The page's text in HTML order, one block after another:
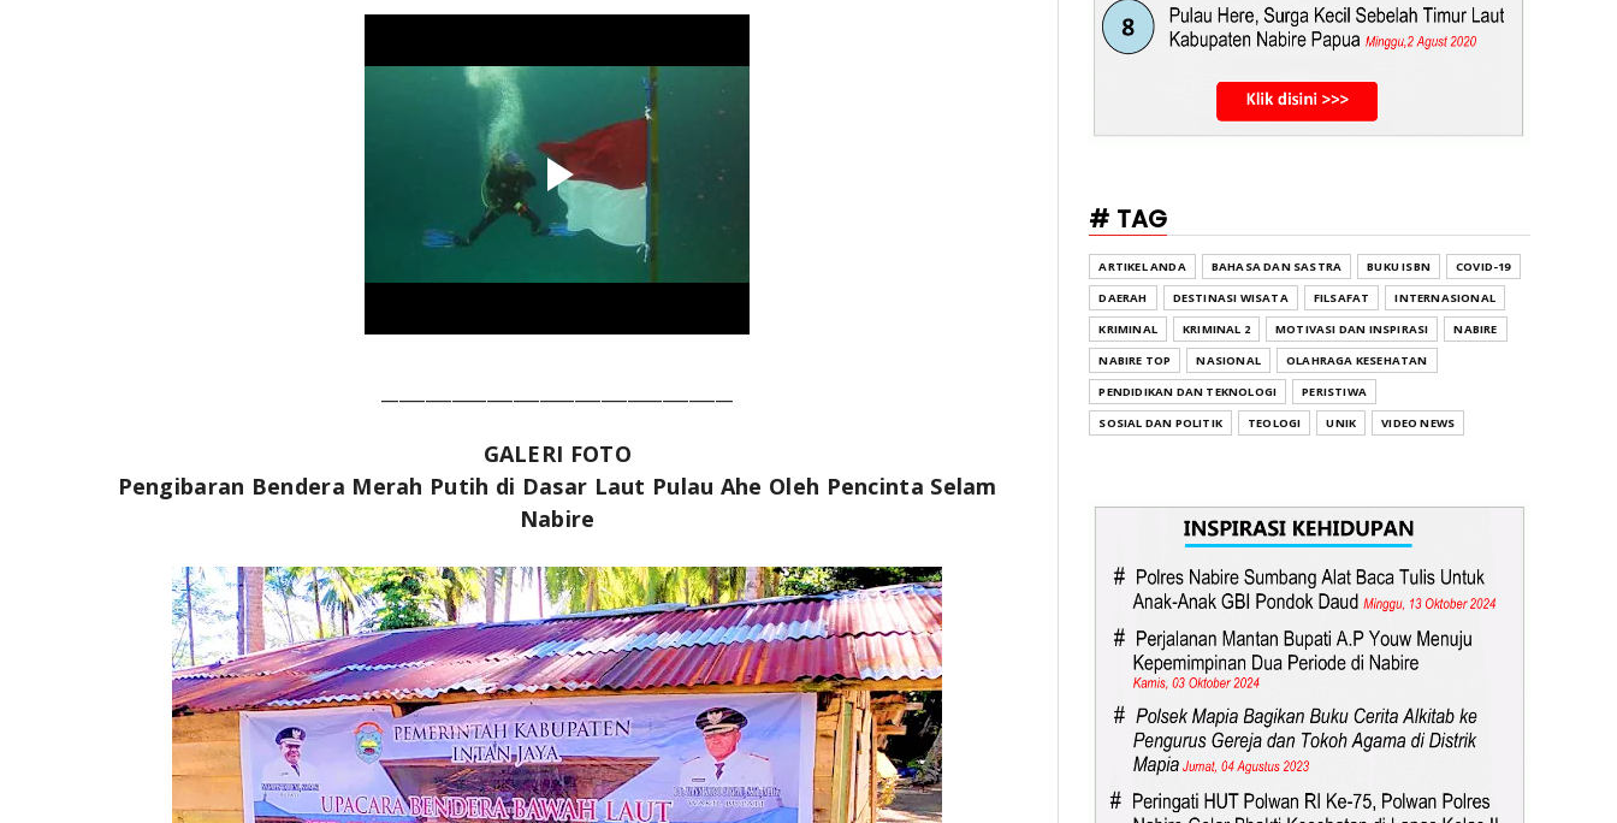
GALERI FOTO
Pengibaran Bendera Merah Putih di Dasar Laut Pulau Ahe Oleh Pencinta Selam
Nabire
# TAG
ARTIKEL ANDA BAHASA DAN SASTRA BUKU ISBN
COVID-19
DAERAH
DESTINASI WISATA FILSAFAT
INTERNASIONAL
KRIMINAL
KRIMINAL 2 MOTIVASI DAN INSPIRASI
NABIRE
NABIRE TOP
NASIONAL
OLAHRAGA KESEHATAN
PENDIDIKAN DAN TEKNOLOGI
PERISTIWA
SOSIAL DAN POLITIK
TEOLOGI UNIK VIDEO NEWS